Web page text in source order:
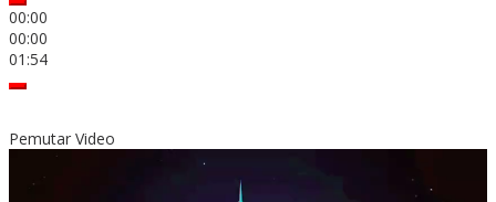
00:00
00:00
01:54
Pemutar Video